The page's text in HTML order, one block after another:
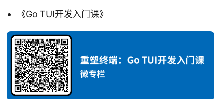
《Go TUI开发入门课》